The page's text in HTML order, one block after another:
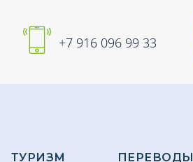
+7 916 096 99 33
ТУРИЗМ ПЕРЕВОДЫ